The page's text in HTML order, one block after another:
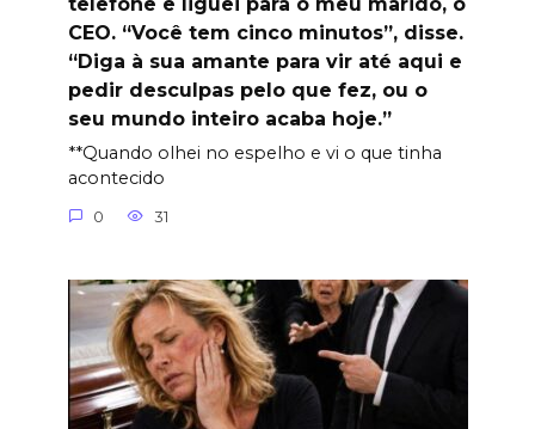
CEO. “Você tem cinco minutos”, disse.
“Diga à sua amante para vir até aqui e
pedir desculpas pelo que fez, ou o
seu mundo inteiro acaba hoje.”
**Quando olhei no espelho e vi o que tinha
acontecido
0 31